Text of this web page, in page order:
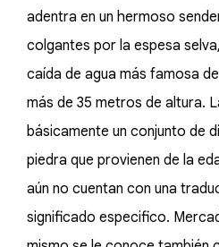
adentra en un hermoso
colgantes por la espesa
caída de agua más famosa
más de 35 metros de altura.
básicamente un conjunto de
piedra que provienen de la
aún no cuentan con una
significado especifico.